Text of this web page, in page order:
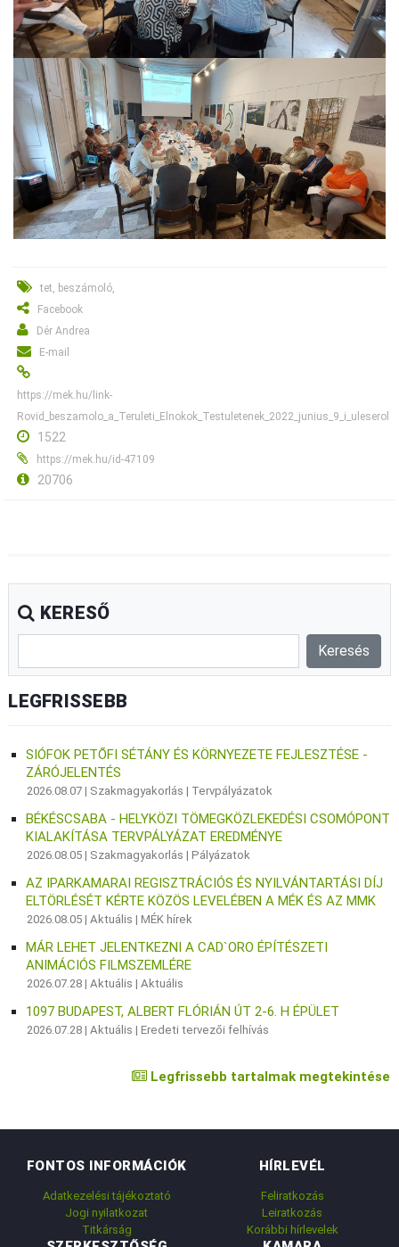
tet, beszámoló,
Facebook
Dér Andrea
E-mail
https://mek.hu/link-
Rovid_beszamolo_a_Teruleti_Elnokok_Testuletenek_2022_junius_9_i_uleserol
1522
https://mek.hu/id-47109
20706
KERESŐ
LEGFRISSEBB
SIÓFOK PETŐFI SÉTÁNY ÉS KÖRNYEZETE FEJLESZTÉSE -
ZÁRÓJELENTÉS
2026.08.07 | Szakmagyakorlás | Tervpályázatok
BÉKÉSCSABA - HELYKÖZI TÖMEGKÖZLEKEDÉSI CSOMÓPONT
KIALAKÍTÁSA TERVPÁLYÁZAT EREDMÉNYE
2026.08.05 | Szakmagyakorlás |Pályázatok
AZ IPARKAMARAI REGISZTRÁCIÓS ÉS NYILVÁNTARTÁSI DÍJ
ELTÖRLÉSÉT KÉRTE KÖZÖS LEVELÉBEN A MÉK ÉS AZ MMK
2026.08.05 |Aktuális |MÉK hírek
MÁR LEHET JELENTKEZNI A CAD`ORO ÉPÍTÉSZETI
ANIMÁCIÓS FILMSZEMLÉRE
2026.07.28 |Aktuális |Aktuális
1097 BUDAPEST, ALBERT FLÓRIÁN ÚT 2-6. H ÉPÜLET
2026.07.28 |Aktuális |Eredeti tervezői felhívás
Legfrissebb tartalmak megtekintése
FONTOS INFORMÁCIÓK
Adatkezelési tájékoztató
Jogi nyilatkozat
Titkárság
HÍRLEVÉL
Feliratkozás
Leiratkozás
Korábbi hírlevelek